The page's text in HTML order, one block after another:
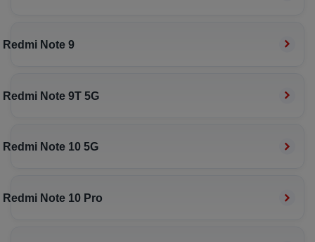
Redmi Note 9
Redmi Note 9T 5G
Redmi Note 10 5G
Redmi Note 10 Pro